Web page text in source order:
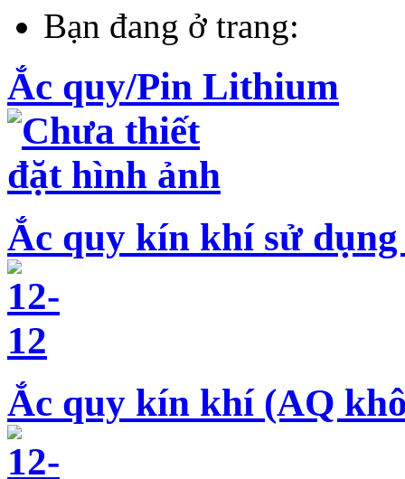
Bạn đang ở trang:
Ắc quy/Pin Lithium
Ắc quy kín khí sử dụng
Ắc quy kín khí (AQ